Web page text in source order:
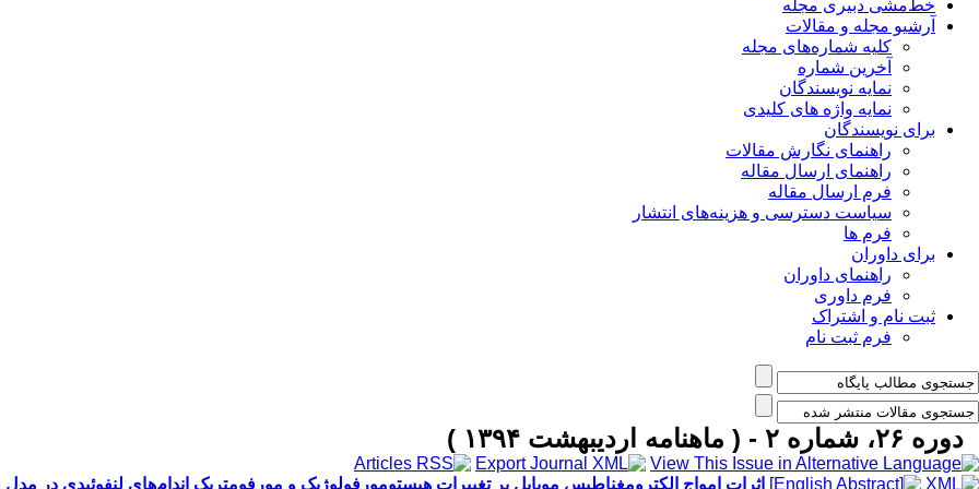
خط‌مشی دبیری مجله
آرشیو مجله و مقالات
کلیه شماره‌های مجله
آخرین شماره
نمایه نویسندگان
نمایه واژه های کلیدی
برای نویسندگان
راهنمای نگارش مقالات
راهنمای ارسال مقاله
فرم ارسال مقاله
سیاست دسترسی و هزینه‌های انتشار
فرم ها
برای داوران
راهنمای داوران
فرم داوری
ثبت نام و اشتراک
فرم ثبت نام
دوره ۲۶، شماره ۲ - ( ماهنامه اردیبهشت ۱۳۹۴ )
اثرات امواج الکترومغناطیس موبایل بر تغییرات هیستومورفولوژیک و مورفومتریک اندام‌های لنفوئیدی در